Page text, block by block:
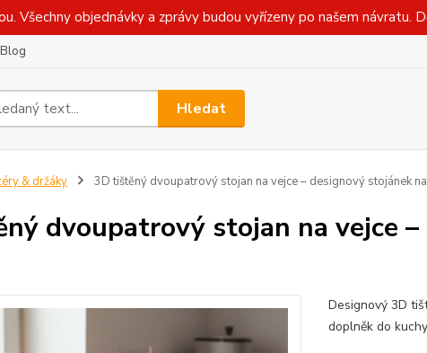
Všechny objednávky a zprávy budou vyřízeny po našem
Blog
Hledat
& držáky 3D tištěný dvoupatrový stojan na vejce – designový stojánek
dvoupatrový stojan na vejce
Designový 3D
doplněk do